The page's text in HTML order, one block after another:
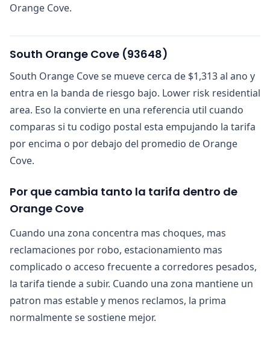
Orange Cove.
South Orange Cove (93648)
South Orange Cove se mueve cerca de $1,313 al ano y
entra en la banda de riesgo bajo. Lower risk residential
area. Eso la convierte en una referencia util cuando
comparas si tu codigo postal esta empujando la tarifa
por encima o por debajo del promedio de Orange
Cove.
Por que cambia tanto la tarifa dentro de
Orange Cove
Cuando una zona concentra mas choques, mas
reclamaciones por robo, estacionamiento mas
complicado o acceso frecuente a corredores pesados,
la tarifa tiende a subir. Cuando una zona mantiene un
patron mas estable y menos reclamos, la prima
normalmente se sostiene mejor.